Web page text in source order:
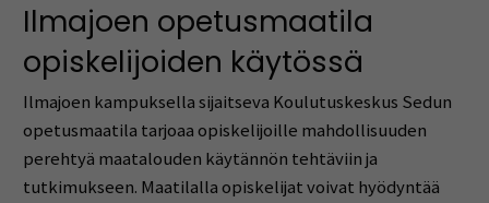
Ilmajoen opetusmaatila
opiskelijoiden käytössä
Ilmajoen kampuksella sijaitseva Koulutuskeskus Sedun
opetusmaatila tarjoaa opiskelijoille mahdollisuuden
perehtyä maatalouden käytännön tehtäviin ja
tutkimukseen. Maatilalla opiskelijat voivat hyödyntää